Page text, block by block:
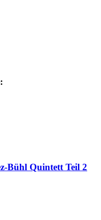
Bühl Quintett Teil 2